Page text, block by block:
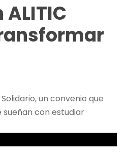
un convenio que
con estudiar